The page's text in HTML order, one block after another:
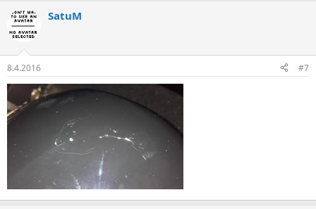
SatuM
8.4.2016 #7